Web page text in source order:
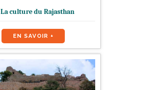
La culture du Rajasthan
EN SAVOIR +